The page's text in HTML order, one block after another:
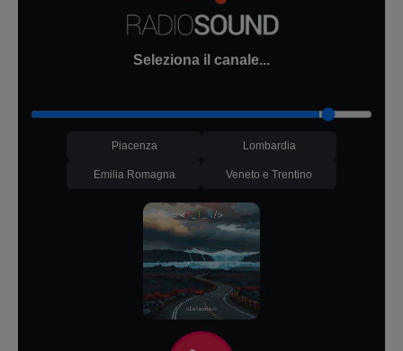
Seleziona il canale...
Piacenza Lombardia
Emilia Romagna Veneto e Trentino